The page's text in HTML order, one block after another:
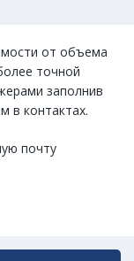
от объема
точной
заполнив
в контактах.
почту